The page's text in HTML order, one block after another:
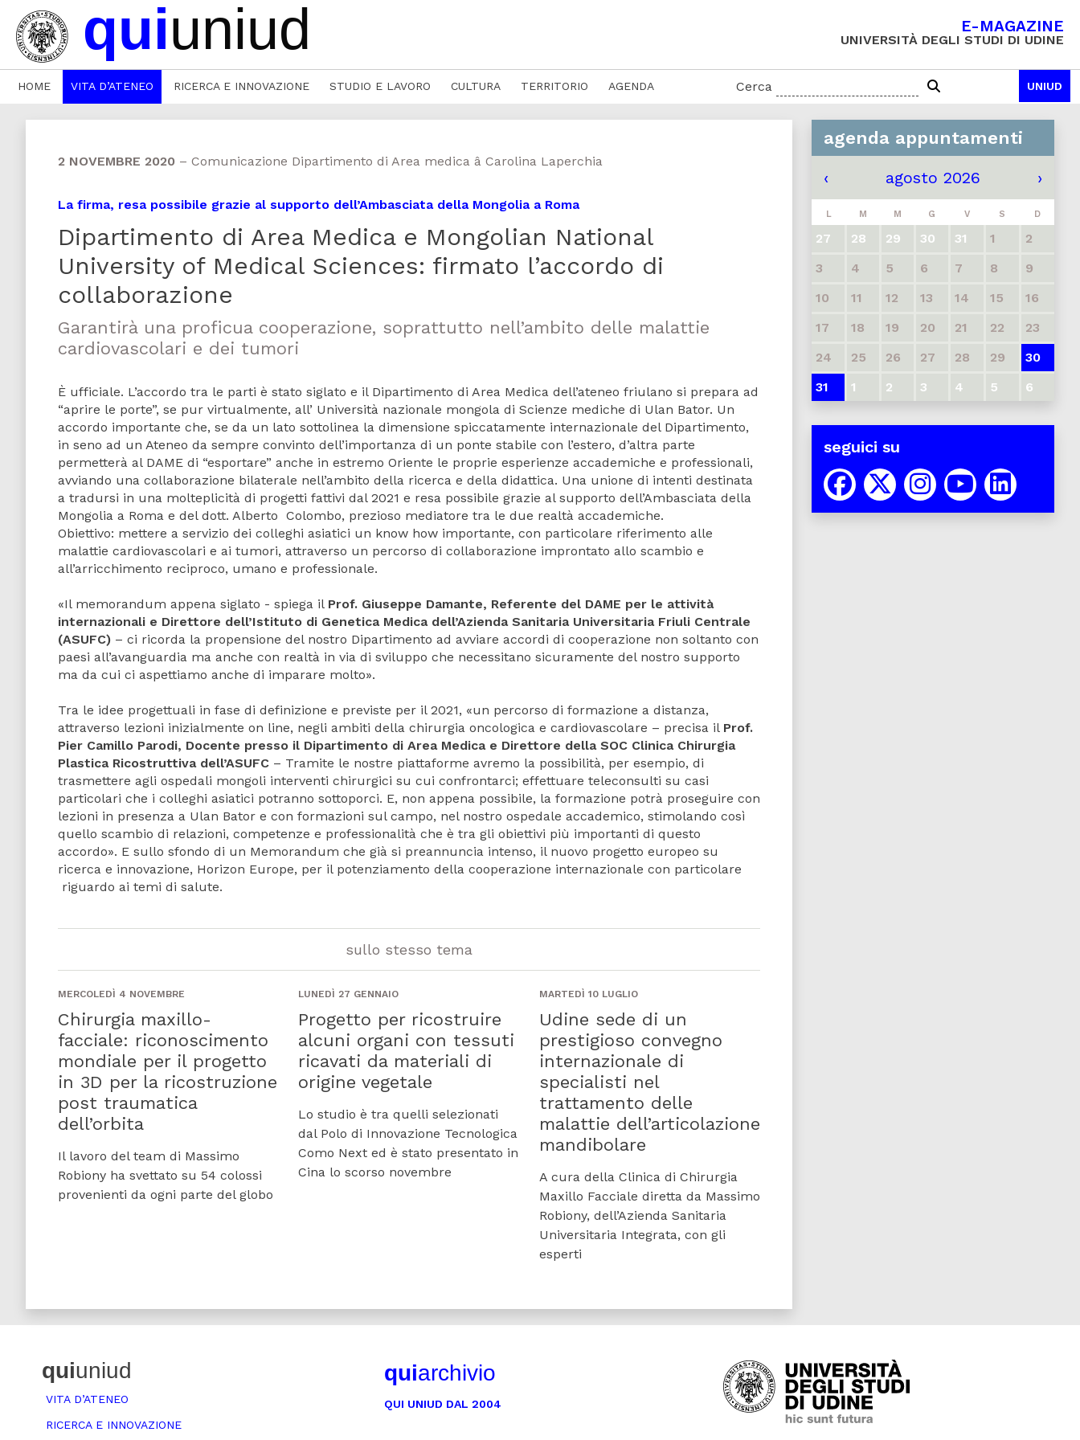
E-MAGAZINE
UNIVERSITÀ DEGLI STUDI DI UDINE
HOME VITA D’ATENEO RICERCA E INNOVAZIONE STUDIO E LAVORO CULTURA TERRITORIO AGENDA Cerca UNIUD
2 NOVEMBRE 2020 – Comunicazione Dipartimento di Area medica â Carolina Laperchia
La firma, resa possibile grazie al supporto dell’Ambasciata della Mongolia a Roma
Dipartimento di Area Medica e Mongolian National
University of Medical Sciences: firmato l’accordo di
collaborazione
Garantirà una proficua cooperazione, soprattutto nell’ambito delle malattie
cardiovascolari e dei tumori
È ufficiale. L’accordo tra le parti è stato siglato e il Dipartimento di Area Medica dell’ateneo friulano si prepara ad
“aprire le porte”, se pur virtualmente, all’ Università nazionale mongola di Scienze mediche di Ulan Bator. Un
accordo importante che, se da un lato sottolinea la dimensione spiccatamente internazionale del Dipartimento,
in seno ad un Ateneo da sempre convinto dell’importanza di un ponte stabile con l’estero, d’altra parte
permetterà al DAME di “esportare” anche in estremo Oriente le proprie esperienze accademiche e professionali,
avviando una collaborazione bilaterale nell’ambito della ricerca e della didattica. Una unione di intenti destinata
a tradursi in una molteplicità di progetti fattivi dal 2021 e resa possibile grazie al supporto dell’Ambasciata della
Mongolia a Roma e del dott. Alberto Colombo, prezioso mediatore tra le due realtà accademiche.
Obiettivo: mettere a servizio dei colleghi asiatici un know how importante, con particolare riferimento alle
malattie cardiovascolari e ai tumori, attraverso un percorso di collaborazione improntato allo scambio e
all’arricchimento reciproco, umano e professionale.
«Il memorandum appena siglato - spiega il Prof. Giuseppe Damante, Referente del DAME per le attività
internazionali e Direttore dell’Istituto di Genetica Medica dell’Azienda Sanitaria Universitaria Friuli Centrale
(ASUFC) – ci ricorda la propensione del nostro Dipartimento ad avviare accordi di cooperazione non soltanto con
paesi all’avanguardia ma anche con realtà in via di sviluppo che necessitano sicuramente del nostro supporto
ma da cui ci aspettiamo anche di imparare molto».
Tra le idee progettuali in fase di definizione e previste per il 2021, «un percorso di formazione a distanza,
attraverso lezioni inizialmente on line, negli ambiti della chirurgia oncologica e cardiovascolare – precisa il Prof.
Pier Camillo Parodi, Docente presso il Dipartimento di Area Medica e Direttore della SOC Clinica Chirurgia
Plastica Ricostruttiva dell’ASUFC – Tramite le nostre piattaforme avremo la possibilità, per esempio, di
trasmettere agli ospedali mongoli interventi chirurgici su cui confrontarci; effettuare teleconsulti su casi
particolari che i colleghi asiatici potranno sottoporci. E, non appena possibile, la formazione potrà proseguire con
lezioni in presenza a Ulan Bator e con formazioni sul campo, nel nostro ospedale accademico, stimolando così
quello scambio di relazioni, competenze e professionalità che è tra gli obiettivi più importanti di questo
accordo». E sullo sfondo di un Memorandum che già si preannuncia intenso, il nuovo progetto europeo su
ricerca e innovazione, Horizon Europe, per il potenziamento della cooperazione internazionale con particolare
riguardo ai temi di salute.
sullo stesso tema
MERCOLEDÌ 4 NOVEMBRE
Chirurgia maxillo-
facciale: riconoscimento
mondiale per il progetto
in 3D per la ricostruzione
post traumatica
dell’orbita
Il lavoro del team di Massimo
Robiony ha svettato su 54 colossi
provenienti da ogni parte del globo
LUNEDÌ 27 GENNAIO
Progetto per ricostruire
alcuni organi con tessuti
ricavati da materiali di
origine vegetale
Lo studio è tra quelli selezionati
dal Polo di Innovazione Tecnologica
Como Next ed è stato presentato in
Cina lo scorso novembre
MARTEDÌ 10 LUGLIO
Udine sede di un
prestigioso convegno
internazionale di
specialisti nel
trattamento delle
malattie dell’articolazione
mandibolare
A cura della Clinica di Chirurgia
Maxillo Facciale diretta da Massimo
Robiony, dell’Azienda Sanitaria
Universitaria Integrata, con gli
esperti
agenda appuntamenti
‹ agosto 2026 ›
L M M G V S D
27 28 29 30 31 1
2
3
4 5 6 7 8
9
10
11 12 13 14 15
16
17
18 19 20 21 22
23
24
25 26 27 28 29
30
31
1 2 3 4 5 6
seguici su
quiuniud
VITA D’ATENEO
RICERCA E INNOVAZIONE
quiarchivio
QUI UNIUD DAL 2004